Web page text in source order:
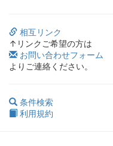
相互リンク
↑リンクご希望の方は
お問い合わせフォーム
よりご連絡ください。
条件検索
利用規約